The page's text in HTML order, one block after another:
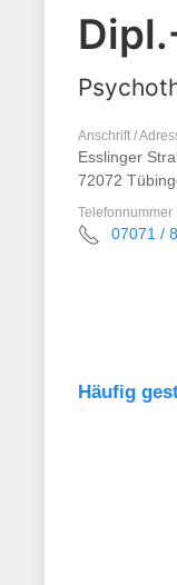
Anschrift /
Esslinger
72072
Telefonnummer
07071 /
Häufig